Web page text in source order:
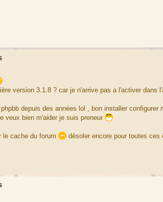
version 3.1.8 ? car je n'arrive pas a l'activer dans
depuis des années lol , bon installer configurer
veux bien m'aider je suis preneur
le cache du forum
désoler encore pour toutes ces